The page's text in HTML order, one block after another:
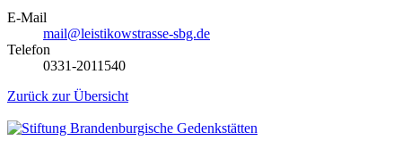
E-Mail
mail@leistikowstrasse-sbg.de
Telefon
0331-2011540
Zurück zur Übersicht